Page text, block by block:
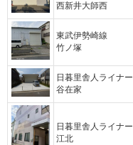
西新井大師西
東武伊勢崎線
竹ノ塚
日暮里舎人ライナー
谷在家
日暮里舎人ライナー
江北